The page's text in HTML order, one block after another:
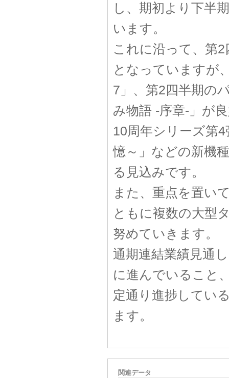
し、期初より下半
います。
これに沿って、第
となっていますが
7」、第2四半期の
み物語 -序章-」が
10周年シリーズ第
憶～」などの新機
る見込みです。
また、重点を置い
ともに複数の大型
努めていきます。
通期連結業績見通
に進んでいること
定通り進捗してい
ます。
関連データ